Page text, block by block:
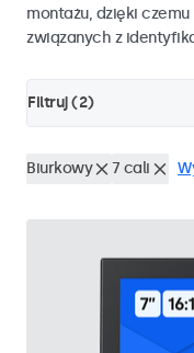
montażu, dzięki
związanych z
Filtruj (2)
Biurkowy 7 cali